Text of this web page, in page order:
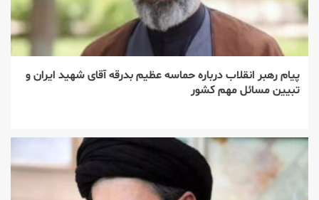
پیام رهبر انقلاب درباره حماسه عظیم بدرقه آقای شهید ایران و
تبیین مسائل مهم کشور